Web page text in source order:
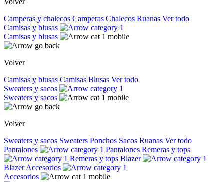
Camperas y chalecos Camperas Chalecos Ruanas Ver todo
Camisas y blusas
Camisas y blusas
Volver
Camisas y blusas Camisas Blusas Ver todo
Sweaters y sacos
Sweaters y sacos
Volver
Sweaters y sacos Sweaters Ponchos Sacos Ruanas Ver todo
Pantalones
Pantalones Remeras y tops
Remeras y tops Blazer
Blazer Accesorios
Accesorios